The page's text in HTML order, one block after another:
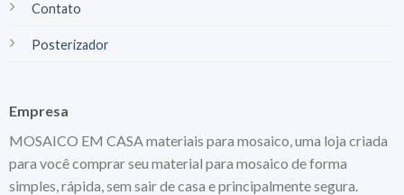
Contato
Posterizador
Empresa
MOSAICO EM CASA materiais para mosaico, uma loja criada
para você comprar seu material para mosaico de forma
simples, rápida, sem sair de casa e principalmente segura.